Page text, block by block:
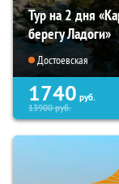
Тур на 2 дня
берегу Ладоги»
Достоевская
1740 руб.
13900руб.